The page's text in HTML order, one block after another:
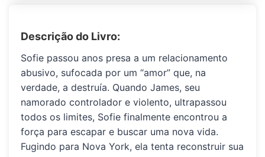
Descrição do Livro:
Sofie passou anos presa a um relacionamento
abusivo, sufocada por um “amor” que, na
verdade, a destruía. Quando James, seu
namorado controlador e violento, ultrapassou
todos os limites, Sofie finalmente encontrou a
força para escapar e buscar uma nova vida.
Fugindo para Nova York, ela tenta reconstruir sua